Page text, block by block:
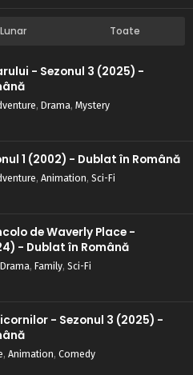
Lunar Toate
- Sezonul 3 (2025) -
, Drama, Mystery
1 (2002) - Dublat în Română
, Animation, Sci-Fi
de Waverly Place -
- Dublat în Română
Drama, Family, Sci-Fi
- Sezonul 3 (2025) -
, Animation, Comedy